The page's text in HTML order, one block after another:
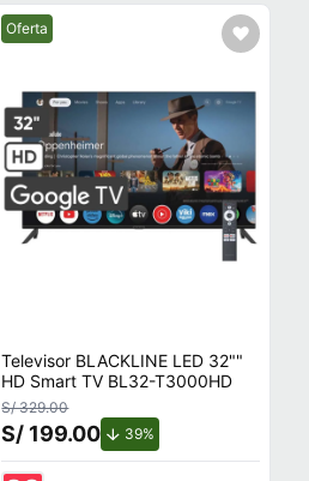
Mejor precio.
Oferta
Televisor BLACKLINE LED 32""
HD Smart TV BL32-T3000HD
S/ 329.00
S/ 199.00 39%